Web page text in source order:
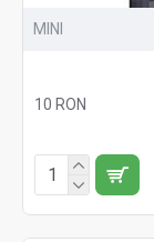
MINI
10 RON